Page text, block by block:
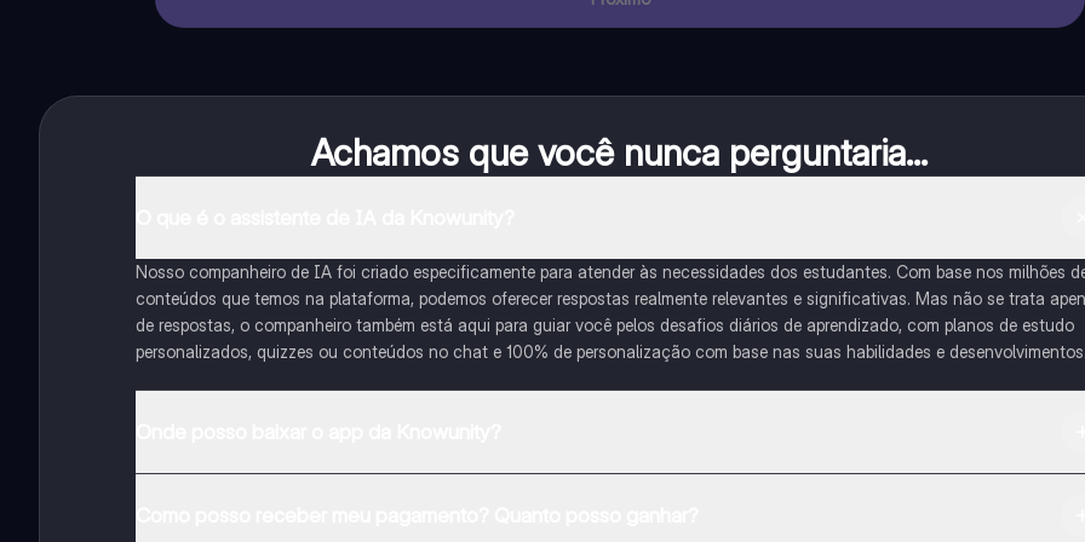
Achamos que você nunca perguntaria...
Nosso companheiro de IA foi criado especificamente para atender às necessidades dos estudantes. Com base nos milhões
conteúdos que temos na plataforma, podemos oferecer respostas realmente relevantes e significativas. Mas não se trata
de respostas, o companheiro também está aqui para guiar você pelos desafios diários de aprendizado, com planos de estudo
personalizados, quizzes ou conteúdos no chat e 100% de personalização com base nas suas habilidades e desenvolvimentos.